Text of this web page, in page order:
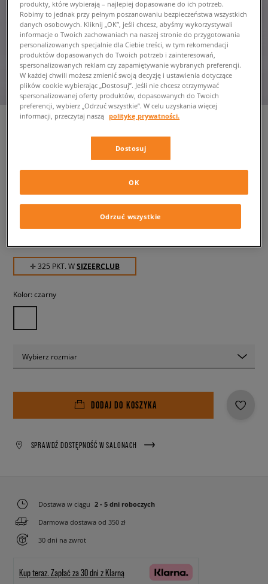
CONVERSE RUN STAR LEGACY
damskie, trampki
334,99 zł -3%
(najniższa cena od momentu wprowadzenia produktu)
✛ 325 PKT. WSIZEERCLUB
Kolor: czarny
Wybierz rozmiar
DODAJ DO KOSZYKA
SPRAWDŹ DOSTĘPNOŚĆ W SALONACH
Dostawa w ciągu 2 - 5 dni roboczych
Darmowa dostawa od 350 zł
30 dni na zwrot
Kup teraz. Zapłać za 30 dni z Klarną
produkty, które wybierają – najlepiej dopasowane do ich potrzeb.
Robimy to jednak przy pełnym poszanowaniu bezpieczeństwa wszystkich
danych osobowych. Kliknij „OK”, jeśli chcesz, abyśmy wykorzystywali
informacje o Twoich zachowaniach na naszej stronie do przygotowania
personalizowanych specjalnie dla Ciebie treści, w tym rekomendacji
produktów dopasowanych do Twoich potrzeb i zainteresowań,
spersonalizowanych reklam czy zapamiętywanie wybranych preferencji.
W każdej chwili możesz zmienić swoją decyzję i ustawienia dotyczące
plików cookie wybierając „Dostosuj”. Jeśli nie chcesz otrzymywać
spersonalizowanej oferty produktów, dopasowanych do Twoich
preferencji, wybierz „Odrzuć wszystkie”. W celu uzyskania więcej
informacji, przeczytaj naszą politykę prywatności.
Dostosuj
Odrzuć wszystkie
OK